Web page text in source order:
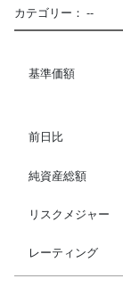
カテゴリー： --
基準価額
前日比
純資産総額
リスクメジャー
レーティング